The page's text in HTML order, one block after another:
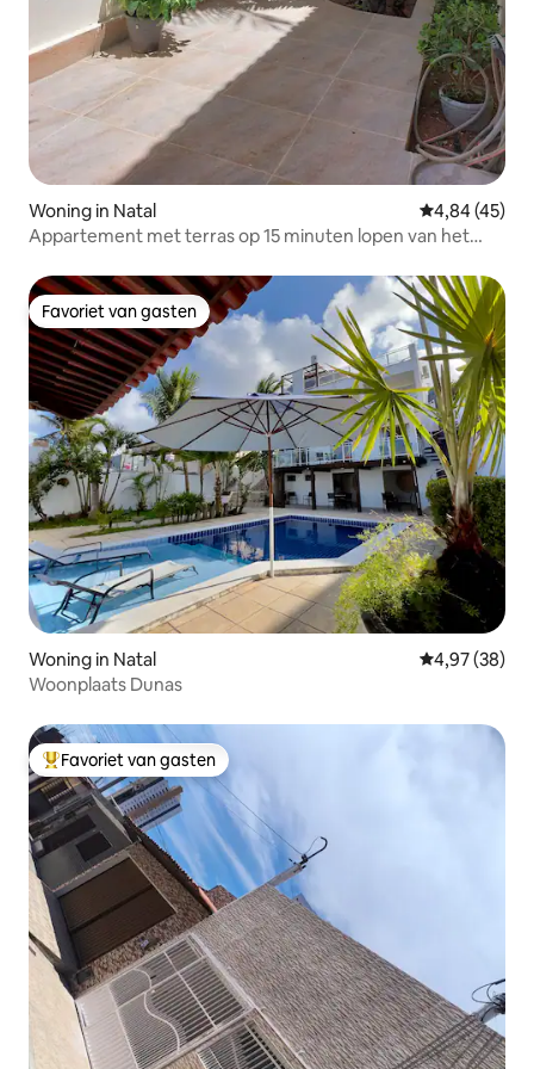
Woning in Natal Gemiddelde
4,84 (45)
Appartement met terras op 15 minuten lopen van het
Favoriet van gasten
Favoriet van gasten
Woning in Natal Gemiddelde
4,97 (38)
Woonplaats Dunas
Topfavoriet van gasten
Favoriet van gasten